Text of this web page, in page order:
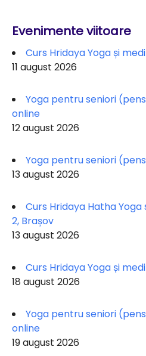
Evenimente viitoare
Curs Hridaya Yoga și
11 august 2026
Yoga pentru seniori
online
12 august 2026
Yoga pentru seniori
13 august 2026
Curs Hridaya Hatha
2, Brașov
13 august 2026
Curs Hridaya Yoga și
18 august 2026
Yoga pentru seniori
online
19 august 2026